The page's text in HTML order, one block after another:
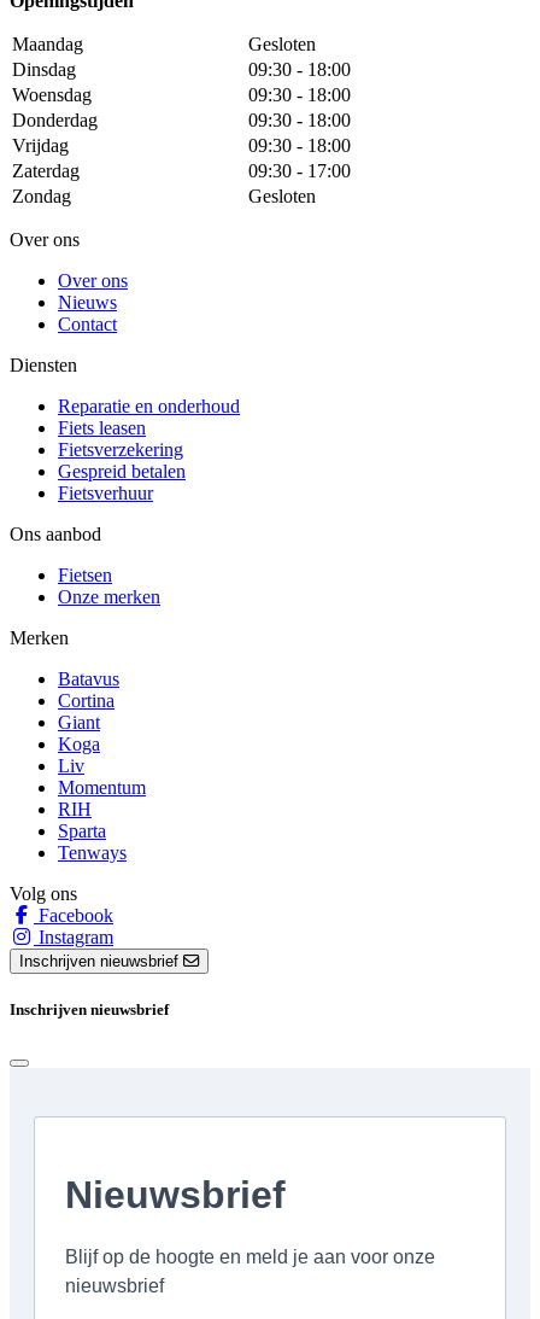
Maandag
Gesloten
Dinsdag
09:30 - 18:00
Woensdag
09:30 - 18:00
Donderdag
09:30 - 18:00
Vrijdag
09:30 - 18:00
Zaterdag
09:30 - 17:00
Zondag
Gesloten
Over ons
Over ons
Nieuws
Contact
Diensten
Reparatie en onderhoud
Fiets leasen
Fietsverzekering
Gespreid betalen
Fietsverhuur
Ons aanbod
Fietsen
Onze merken
Merken
Batavus
Cortina
Giant
Koga
Liv
Momentum
RIH
Sparta
Tenways
Volg ons
Facebook
Instagram
Inschrijven nieuwsbrief
Inschrijven nieuwsbrief